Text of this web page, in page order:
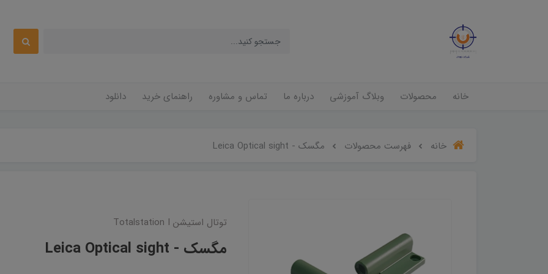
خانه محصولات وبلاگ آموزشی درباره ما تماس و مشاوره راهنمای خرید دانلود
خانه فهرست محصولات مگسک - Leica Optical sight
توتال استیشن Totalstation I
مگسک - Leica Optical sight